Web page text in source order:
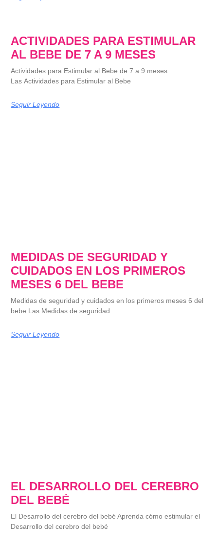
ACTIVIDADES PARA ESTIMULAR
AL BEBE DE 7 A 9 MESES
Actividades para Estimular al Bebe de 7 a 9 meses
Las Actividades para Estimular al Bebe
Seguir Leyendo
MEDIDAS DE SEGURIDAD Y
CUIDADOS EN LOS PRIMEROS
MESES 6 DEL BEBE
Medidas de seguridad y cuidados en los primeros meses 6 del
bebe Las Medidas de seguridad
Seguir Leyendo
EL DESARROLLO DEL CEREBRO
DEL BEBÉ
El Desarrollo del cerebro del bebé Aprenda cómo estimular el
Desarrollo del cerebro del bebé